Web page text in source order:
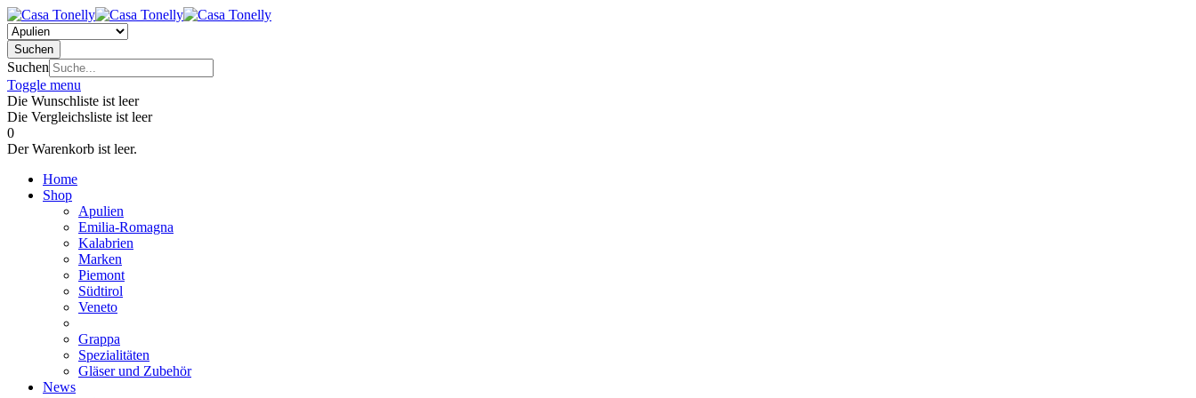
Suchen
Suchen
Toggle menu
Die Wunschliste ist leer
Die Vergleichsliste ist leer
0
Der Warenkorb ist leer.
Home
Shop
Apulien
Emilia-Romagna
Kalabrien
Marken
Piemont
Südtirol
Veneto
Grappa
Spezialitäten
Gläser und Zubehör
News